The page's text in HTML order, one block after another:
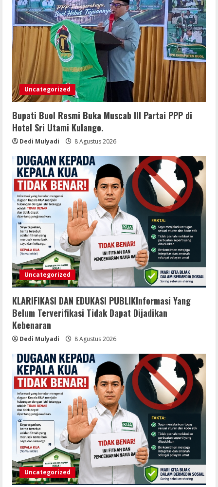
Uncategorized
Bupati Buol Resmi Buka Muscab III Partai PPP di
Hotel Sri Utami Kulango.
Dedi Mulyadi 8 Agustus 2026
Uncategorized
KLARIFIKASI DAN EDUKASI PUBLIKInformasi Yang
Belum Terverifikasi Tidak Dapat Dijadikan
Kebenaran
Dedi Mulyadi 8 Agustus 2026
Uncategorized